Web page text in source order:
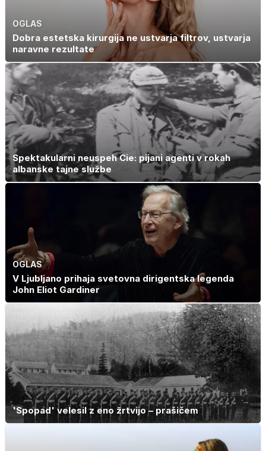
OGLAS
Dobra estetska kirurgija ne ustvarja filtrov, ustvarja
naravne rezultate
Spektakularni neuspeh Cie: pijani agenti v rokah
albanske tajne službe
OGLAS
V Ljubljano prihaja svetovna dirigentska legenda
John Eliot Gardiner
'Spopad' velesil z eno žrtvijo – prašičem